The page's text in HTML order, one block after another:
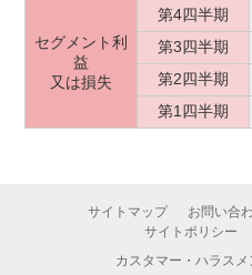
セグメント利
益
又は損失
第4四半期
第3四半期
第2四半期
第1四半期
サイトマップ お問い合
サイトポリシー
カスタマー・ハラス